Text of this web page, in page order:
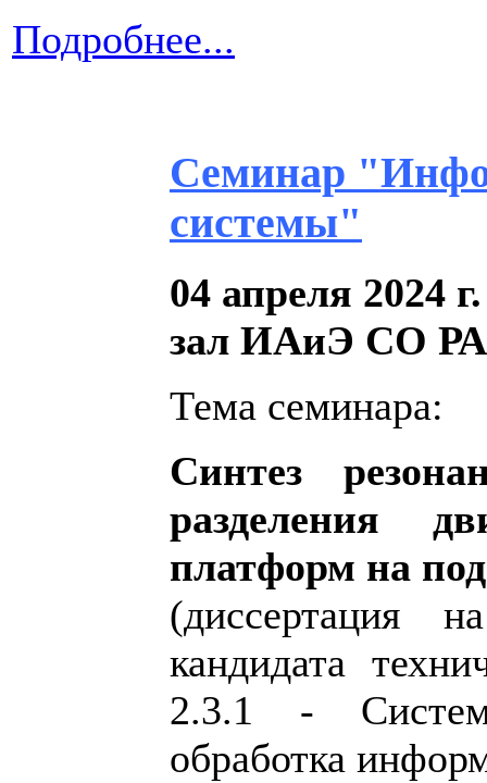
Подробнее...
Семинар
системы"
04 апреля 2024
зал ИAиЭ СО
Тема семинара:
Синтез
разделения
платформ на
(диссертация
кандидата
2.3.1 -
обработка